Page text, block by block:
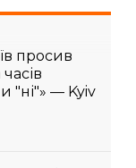
просив
"ні"» — Kyiv